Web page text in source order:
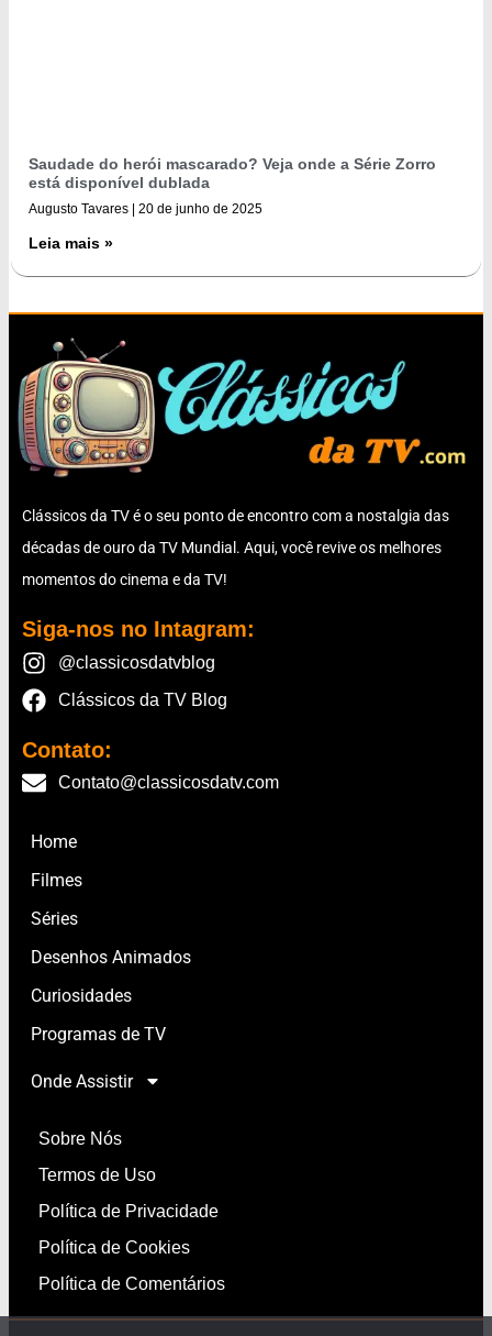
Saudade do herói mascarado? Veja onde a Série Zorro
está disponível dublada
Augusto Tavares 20 de junho de 2025
Leia mais »
Clássicos da TV é o seu ponto de encontro com a nostalgia das
décadas de ouro da TV Mundial. Aqui, você revive os melhores
momentos do cinema e da TV!
Siga-nos no Intagram:
@classicosdatvblog
Clássicos da TV Blog
Contato:
Contato@classicosdatv.com
Home
Filmes
Séries
Desenhos Animados
Curiosidades
Programas de TV
Onde Assistir
Sobre Nós
Termos de Uso
Política de Privacidade
Política de Cookies
Política de Comentários